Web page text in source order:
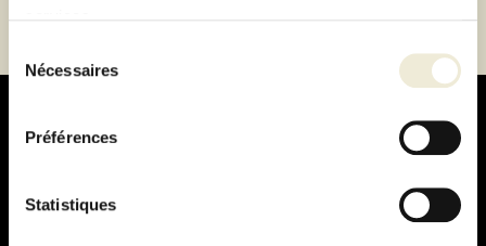
du Nécessaires
Préférences
Statistiques